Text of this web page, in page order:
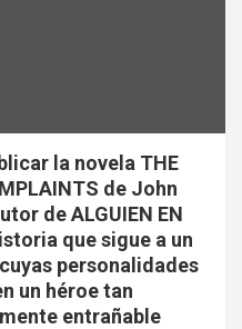
la novela THE
de John
de ALGUIEN EN
que sigue a un
personalidades
un héroe tan
entrañable